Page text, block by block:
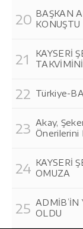
BAŞKAN
KONUŞTU
KAYSERİ
Türkiye-
Akay,
Önerilerini
KAYSERİ
OMUZA
ADMİB’İN
OLDU